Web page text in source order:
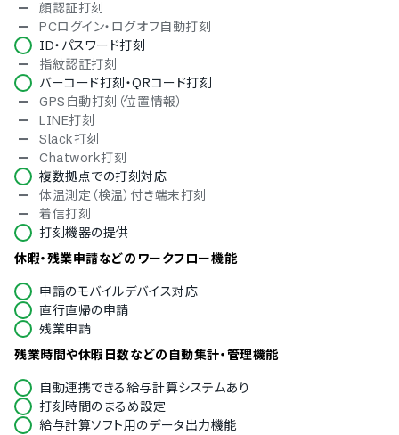
どが充実しており、ITリテラシーに不安を抱えている方にも
安心してお使いいただける点を高く評価いただいておりま
す。
顔認証打刻
PCログイン・ログオフ自動打刻
ID・パスワード打刻
指紋認証打刻
バーコード打刻・QRコード打刻
GPS自動打刻（位置情報）
LINE打刻
Slack打刻
Chatwork打刻
複数拠点での打刻対応
体温測定（検温）付き端末打刻
着信打刻
打刻機器の提供
休暇・残業申請などのワークフロー機能
申請のモバイルデバイス対応
直行直帰の申請
残業申請
残業時間や休暇日数などの自動集計・管理機能
自動連携できる給与計算システムあり
打刻時間のまるめ設定
給与計算ソフト用のデータ出力機能